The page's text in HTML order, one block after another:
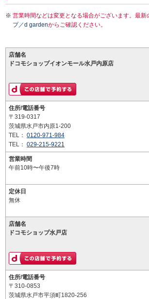
営業時間などは変更となる場合がございます。最新
プ／d gardenからご確認ください。
店舗名
ドコモショップイオンモール水戸内原店
住所/電話番号
〒319-0317
茨城県水戸市内原1-200
TEL： 0120-971-984
TEL： 029-215-9221
営業時間
午前10時〜午後7時
定休日
無休
店舗名
ドコモショップ水戸店
住所/電話番号
〒310-0853
茨城県水戸市平須町1820-256